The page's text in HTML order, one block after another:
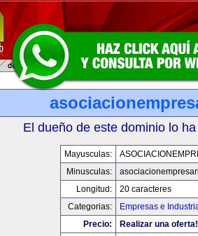
El dueño de este dominio lo
Mayusculas:
Minusculas:
Longitud:
20 caracteres
Categorias:
Empresas e
Precio:
Realizar una oferta!